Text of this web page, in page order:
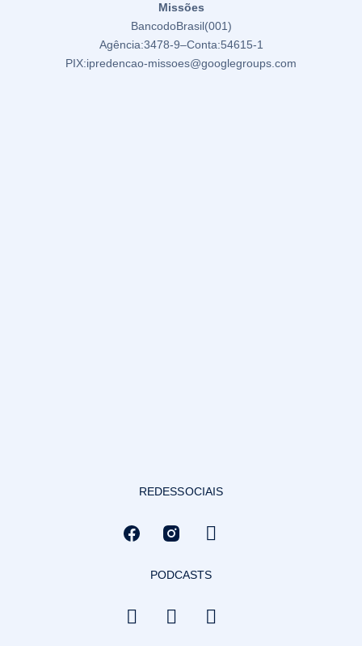
Missões
Banco do Brasil (001)
Agência: 3478-9 – Conta: 54615-1
PIX: ipredencao-missoes@googlegroups.com
REDES SOCIAIS
PODCASTS